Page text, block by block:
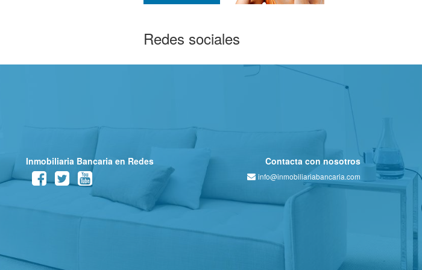
Redes sociales
Inmobiliaria Bancaria en Redes Contacta con nosotros
info@inmobiliariabancaria.com